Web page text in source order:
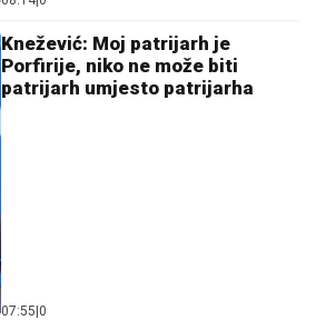
Knežević: Moj patrijarh je
Porfirije, niko ne može biti
patrijarh umjesto patrijarha
07:55 0